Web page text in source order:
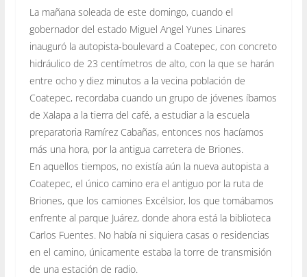
La mañana soleada de este domingo, cuando el
gobernador del estado Miguel Angel Yunes Linares
inauguró la autopista-boulevard a Coatepec, con concreto
hidráulico de 23 centímetros de alto, con la que se harán
entre ocho y diez minutos a la vecina población de
Coatepec, recordaba cuando un grupo de jóvenes íbamos
de Xalapa a la tierra del café, a estudiar a la escuela
preparatoria Ramírez Cabañas, entonces nos hacíamos
más una hora, por la antigua carretera de Briones.
En aquellos tiempos, no existía aún la nueva autopista a
Coatepec, el único camino era el antiguo por la ruta de
Briones, que los camiones Excélsior, los que tomábamos
enfrente al parque Juárez, donde ahora está la biblioteca
Carlos Fuentes. No había ni siquiera casas o residencias
en el camino, únicamente estaba la torre de transmisión
de una estación de radio.